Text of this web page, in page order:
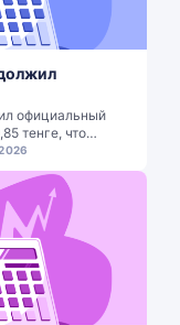
официальный
тенге, что…